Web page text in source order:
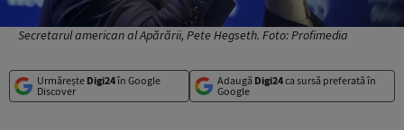
Secretarul american al Apărării, Pete Hegseth. Foto: Profimedia
Urmărește Digi24în Google
Discover
Adaugă Digi24ca sursă preferată în
Google